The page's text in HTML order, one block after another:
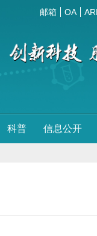
邮箱 OA
科普 信息公开